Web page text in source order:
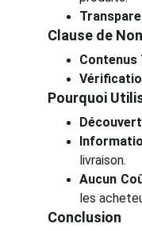
Clause de
Contenus
Pourquoi
livraison.
Aucun
les
Conclusion